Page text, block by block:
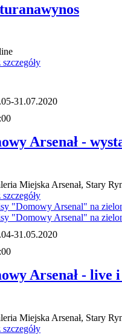
31.07.2020
Arsenał -
Miejska Arsenał, Stary
31.05.2020
Arsenał - live
Miejska Arsenał, Stary